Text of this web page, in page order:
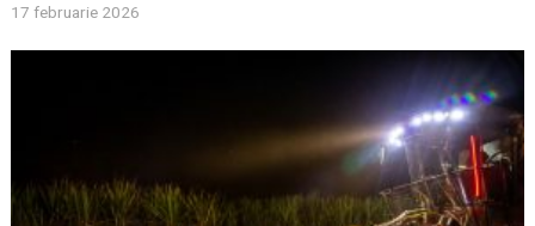
17 februarie 2026